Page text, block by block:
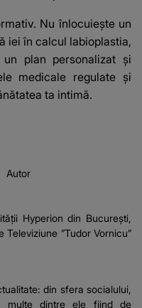
Nu înlocuiește un
iei în calcul labioplastia,
plan personalizat și
medicale regulate și
ta intimă.
Autor
Hyperion din București,
”Tudor Vornicu”
din sfera socialului,
multe dintre ele fiind de